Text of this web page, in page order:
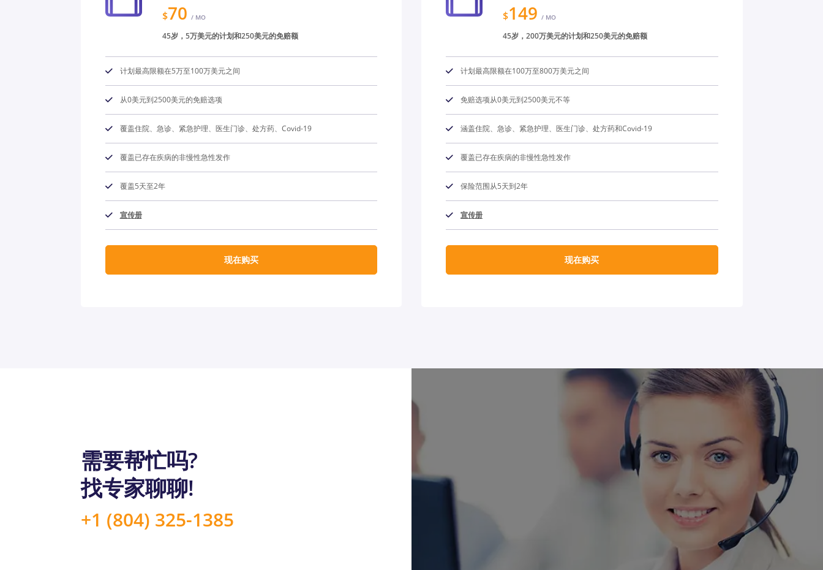
$70 / MO
45岁，5万美元的计划和250美元的免赔额
计划最高限额在5万至100万美元之间
从0美元到2500美元的免赔选项
覆盖住院、急诊、紧急护理、医生门诊、处方药、Covid-19
覆盖已存在疾病的非慢性急性发作
覆盖5天至2年
宣传册
现在购买
$149 / MO
45岁，200万美元的计划和250美元的免赔额
计划最高限额在100万至800万美元之间
免赔选项从0美元到2500美元不等
涵盖住院、急诊、紧急护理、医生门诊、处方药和Covid-19
覆盖已存在疾病的非慢性急性发作
保险范围从5天到2年
宣传册
现在购买
需要帮忙吗?
找专家聊聊!
+1 (804) 325-1385